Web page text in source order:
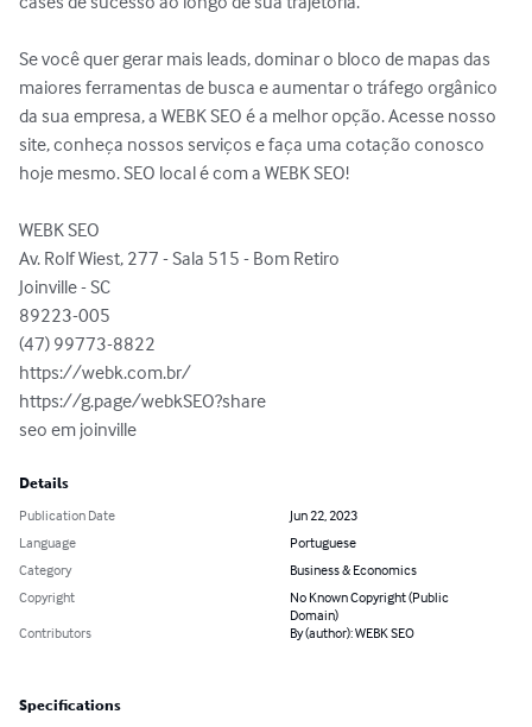
Se você quer gerar mais leads, dominar o bloco de mapas das
maiores ferramentas de busca e aumentar o tráfego orgânico
da sua empresa, a WEBK SEO é a melhor opção. Acesse nosso
site, conheça nossos serviços e faça uma cotação conosco
hoje mesmo. SEO local é com a WEBK SEO!
WEBK SEO
Av. Rolf Wiest, 277 - Sala 515 - Bom Retiro
Joinville - SC
89223-005
(47) 99773-8822
https://webk.com.br/
https://g.page/webkSEO?share
seo em joinville
Details
Publication Date
Jun 22, 2023
Language
Portuguese
Category
Business & Economics
Copyright
No Known Copyright (Public
Domain)
Contributors
By (author): WEBK SEO
Specifications